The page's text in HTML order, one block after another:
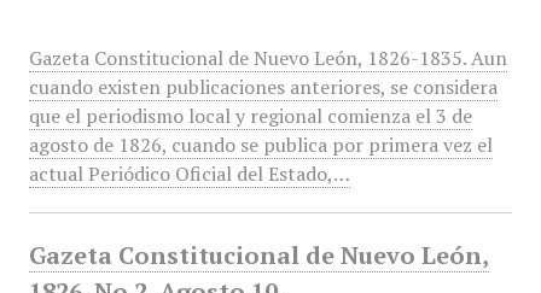
Gazeta Constitucional de Nuevo León, 1826-1835. Aun
cuando existen publicaciones anteriores, se considera
que el periodismo local y regional comienza el 3 de
agosto de 1826, cuando se publica por primera vez el
actual Periódico Oficial del Estado,…
Gazeta Constitucional de Nuevo León,